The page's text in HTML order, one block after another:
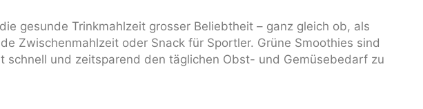
gesunde Trinkmahlzeit grosser Beliebtheit – ganz gleich ob, als
Zwischenmahlzeit oder Snack für Sportler. Grüne Smoothies sind
schnell und zeitsparend den täglichen Obst- und Gemüsebedarf zu